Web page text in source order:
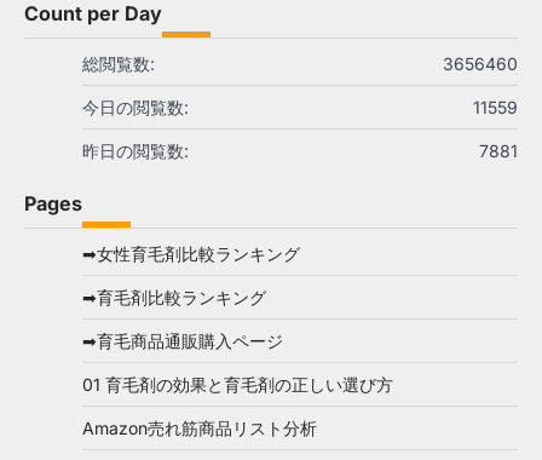
Count per Day
3656460
総閲覧数:
11559
今日の閲覧数:
7881
昨日の閲覧数:
Pages
➡女性育毛剤比較ランキング
➡育毛剤比較ランキング
➡育毛商品通販購入ページ
01 育毛剤の効果と育毛剤の正しい選び方
Amazon売れ筋商品リスト分析